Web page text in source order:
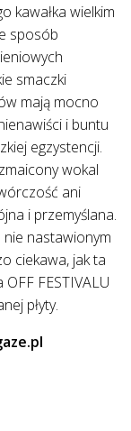
kawałka wielkim
sposób
smaczki
mają mocno
i buntu
egzystencji.
wokal
ani
i przemyślana.
nie nastawionym
ciekawa, jak ta
FESTIVALU
płyty.